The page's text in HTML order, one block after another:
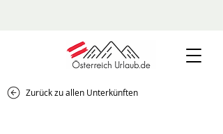
Zurück zu allen Unterkünften